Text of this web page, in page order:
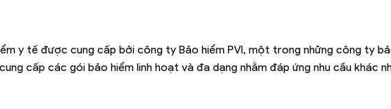
y tế được cung cấp bởi công ty Bảo hiểm PVI, một trong những công ty
cấp các gói bảo hiểm linh hoạt và đa dạng nhằm đáp ứng nhu cầu khác